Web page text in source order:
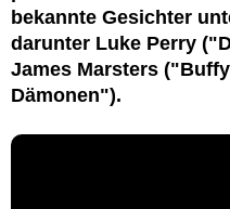
bekannte Gesichter
darunter Luke Perry
James Marsters
Dämonen").